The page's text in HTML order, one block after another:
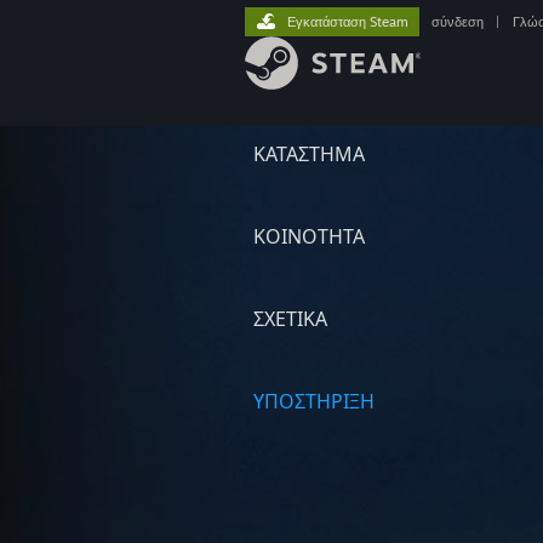
ΚΑΤΑΣΤΗΜΑ
ΚΟΙΝΟΤΗΤΑ
ΣΧΕΤΙΚΆ
ΥΠΟΣΤΗΡΙΞΗ
Εγκατάσταση Steam σύνδεση